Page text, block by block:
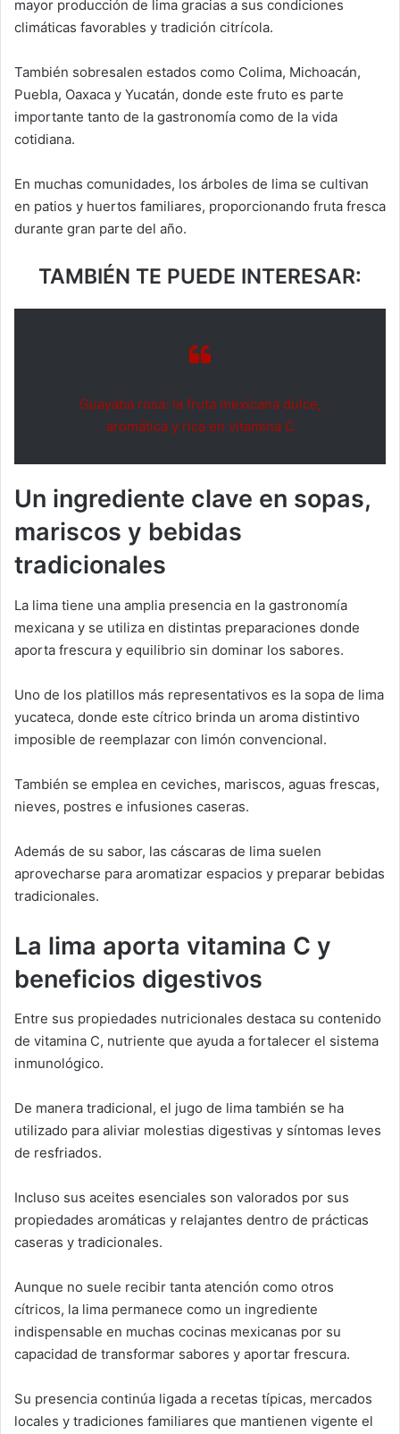
mayor producción de lima gracias a sus condiciones
climáticas favorables y tradición citrícola.
También sobresalen estados como Colima, Michoacán,
Puebla, Oaxaca y Yucatán, donde este fruto es parte
importante tanto de la gastronomía como de la vida
cotidiana.
En muchas comunidades, los árboles de lima se cultivan
en patios y huertos familiares, proporcionando fruta fresca
durante gran parte del año.
TAMBIÉN TE PUEDE INTERESAR:
Guayaba rosa: la fruta mexicana dulce,
aromática y rica en vitamina C
Un ingrediente clave en sopas,
mariscos y bebidas
tradicionales
La lima tiene una amplia presencia en la gastronomía
mexicana y se utiliza en distintas preparaciones donde
aporta frescura y equilibrio sin dominar los sabores.
Uno de los platillos más representativos es la sopa de lima
yucateca, donde este cítrico brinda un aroma distintivo
imposible de reemplazar con limón convencional.
También se emplea en ceviches, mariscos, aguas frescas,
nieves, postres e infusiones caseras.
Además de su sabor, las cáscaras de lima suelen
aprovecharse para aromatizar espacios y preparar bebidas
tradicionales.
La lima aporta vitamina C y
beneficios digestivos
Entre sus propiedades nutricionales destaca su contenido
de vitamina C, nutriente que ayuda a fortalecer el sistema
inmunológico.
De manera tradicional, el jugo de lima también se ha
utilizado para aliviar molestias digestivas y síntomas leves
de resfriados.
Incluso sus aceites esenciales son valorados por sus
propiedades aromáticas y relajantes dentro de prácticas
caseras y tradicionales.
Aunque no suele recibir tanta atención como otros
cítricos, la lima permanece como un ingrediente
indispensable en muchas cocinas mexicanas por su
capacidad de transformar sabores y aportar frescura.
Su presencia continúa ligada a recetas típicas, mercados
locales y tradiciones familiares que mantienen vigente el